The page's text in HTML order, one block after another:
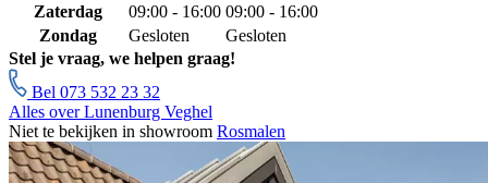
Zaterdag
09:00 - 16:00 09:00 - 16:00
Zondag
Gesloten
Gesloten
Stel je vraag, we helpen graag!
Bel 073 532 23 32
Alles over Lunenburg Veghel
Niet te bekijken in showroom Rosmalen